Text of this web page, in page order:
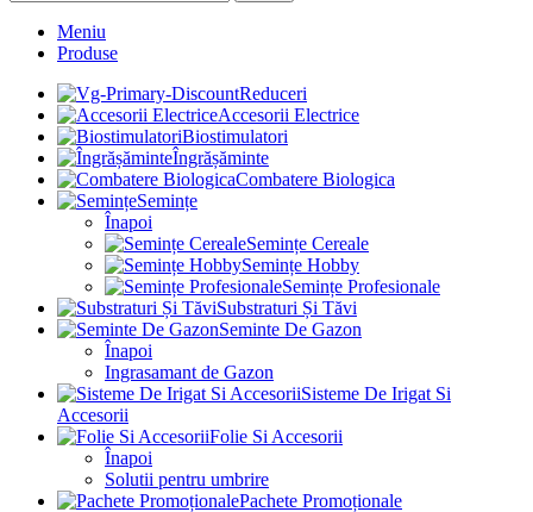
Meniu
Produse
Reduceri
Accesorii Electrice
Biostimulatori
Îngrășăminte
Combatere Biologica
Semințe
Înapoi
Semințe Cereale
Semințe Hobby
Semințe Profesionale
Substraturi Și Tăvi
Seminte De Gazon
Înapoi
Ingrasamant de Gazon
Sisteme De Irigat Si
Accesorii
Folie Si Accesorii
Înapoi
Solutii pentru umbrire
Pachete Promoționale